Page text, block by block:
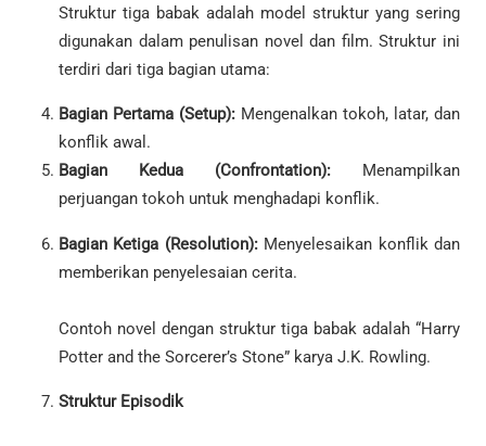
Struktur tiga babak adalah model struktur yang sering
digunakan dalam penulisan novel dan film. Struktur ini
terdiri dari tiga bagian utama:
Bagian Pertama (Setup): Mengenalkan tokoh, latar, dan
konflik awal.
Bagian Kedua (Confrontation): Menampilkan
perjuangan tokoh untuk menghadapi konflik.
Bagian Ketiga (Resolution):Menyelesaikan konflik dan
memberikan penyelesaian cerita.
Contoh novel dengan struktur tiga babak adalah “Harry
Potter and the Sorcerer’s Stone” karya J.K. Rowling.
Struktur Episodik